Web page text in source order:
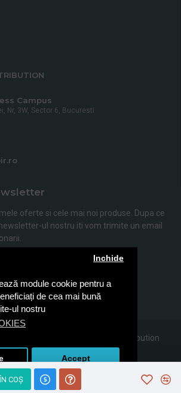
module cookie pentru a
de cea mai bună
ul nostru
Inchide
Accept
COŞ
Campus
Nr, 3W, Sector 6, Bucuresti
oferte si cele mai noi produse. Dupa ce
ul nostru iti vom trimite un email
Abonare
cu Politica de Confidentialitate
drepturile rezervate Sanito Distribution